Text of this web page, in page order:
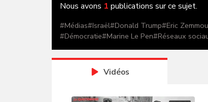
Nous avons 1 publications sur ce sujet.
#Médias#Israël#Donald Trump#Eric
#Démocratie#Marine Le Pen#Réseaux
Vidéos